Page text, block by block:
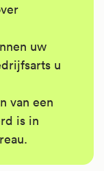
uw
u
van een
is in